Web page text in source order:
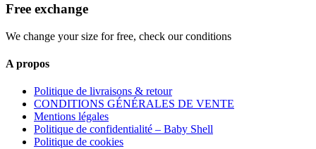
Free exchange
We change your size for free, check our conditions
A propos
Politique de livraisons & retour
CONDITIONS GÉNÉRALES DE VENTE
Mentions légales
Politique de confidentialité – Baby Shell
Politique de cookies